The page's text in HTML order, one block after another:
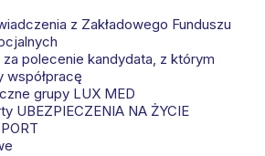
z Zakładowego Funduszu
za polecenie kandydata, z którym
współpracę
grupy LUX MED
UBEZPIECZENIA NA ŻYCIE